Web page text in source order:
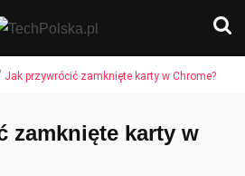
Jak przywrócić zamknięte karty w Chrome?
zamknięte karty w